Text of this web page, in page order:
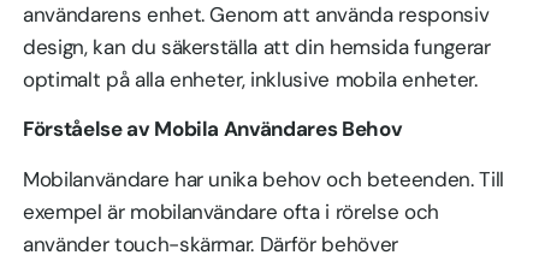
användarens enhet. Genom att använda responsiv
design, kan du säkerställa att din hemsida fungerar
optimalt på alla enheter, inklusive mobila enheter.
Förståelse av Mobila Användares Behov
Mobilanvändare har unika behov och beteenden. Till
exempel är mobilanvändare ofta i rörelse och
använder touch-skärmar. Därför behöver